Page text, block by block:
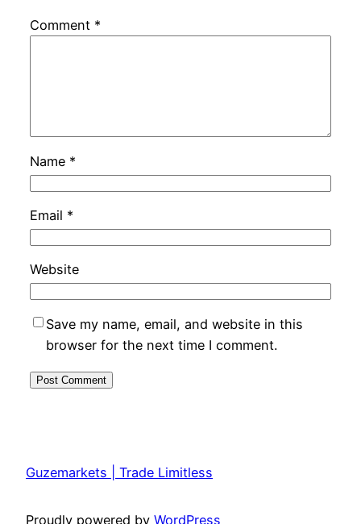
Comment *
Name *
Email *
Website
Save my name, email, and website in this
browser for the next time I comment.
Guzemarkets | Trade Limitless
Proudly powered by WordPress